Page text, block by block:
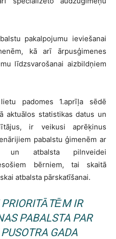
pakalpojumu ieviešanai
kā arī ārpusģimenes
līdzsvarošanai aizbildņiem
padomes 1.aprīļa sēdē
aktuālos statistikas datus un
ir veikusi aprēķinus
pabalstu ģimenēm ar
un atbalsta pilnveidei
bērniem, tai skaitā
atbalsta pārskatīšanai.
IR
PABALSTA PAR
GADA